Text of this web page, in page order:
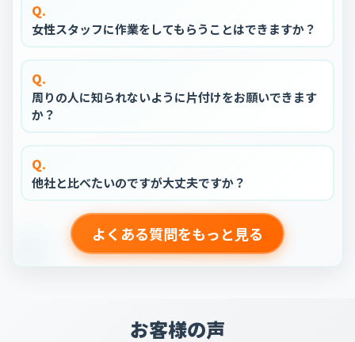
Q.
女性スタッフに作業をしてもらうことはできますか？
Q.
周りの人に知られないように片付けをお願いできます
か？
Q.
他社と比べたいのですが大丈夫ですか？
よくある質問をもっと見る
お客様の声